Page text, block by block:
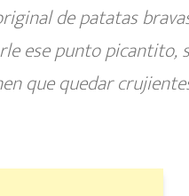
de patatas
ese punto picantito,
que quedar